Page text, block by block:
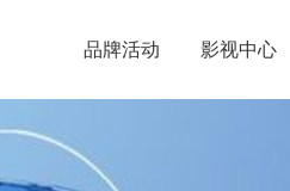
品牌活动 影视中心